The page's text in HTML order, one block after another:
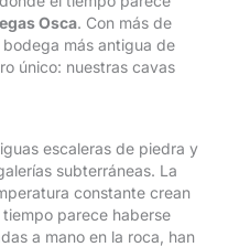
Osca. Con más de
más antigua de
único: nuestras cavas
escaleras de piedra y
subterráneas. La
constante crean
parece haberse
a mano en la roca, han